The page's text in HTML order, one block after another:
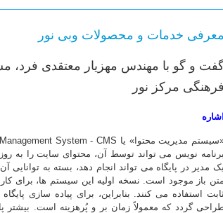
معرفی خدمات و محصولات وبی نور
و گو با مهندس مهزیار معتقدی فرد،
فرهنگی مرکز نور
اشاره
برنامه نویس می تواند توسط آن، محتوای سایت را به
متن باز موجود است. نسخه اولیه این سیستم ها، برای
استفاده می کنند. بنابراین، برای پیاده سازی
گردد که معمولاً زمان بر و پُرهزینه است. بیشتر